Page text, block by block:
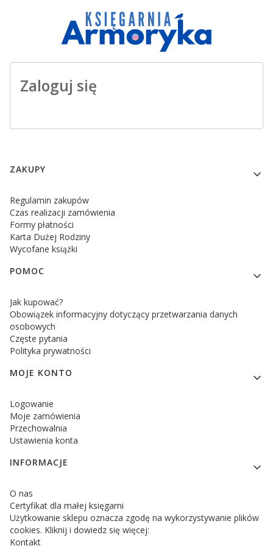
Zaloguj się
Linki w stopce
ZAKUPY
Regulamin zakupów
Czas realizacji zamówienia
Formy płatności
Karta Dużej Rodziny
Wycofane książki
POMOC
Jak kupować?
Obowiązek informacyjny dotyczący przetwarzania danych
osobowych
Częste pytania
Polityka prywatności
MOJE KONTO
Logowanie
Moje zamówienia
Przechowalnia
Ustawienia konta
INFORMACJE
O nas
Certyfikat dla małej księgarni
Użytkowanie sklepu oznacza zgodę na wykorzystywanie plików
cookies. Kliknij i dowiedz się więcej:
Kontakt